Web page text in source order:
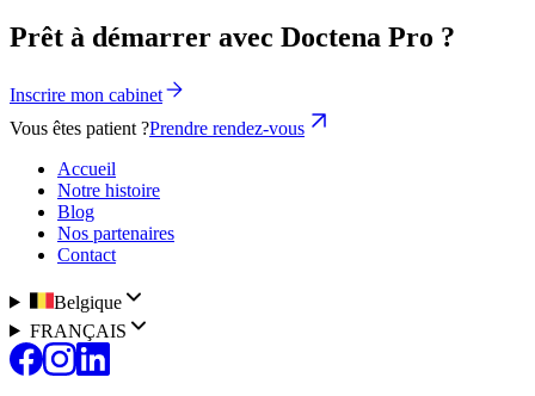
Prêt à démarrer avec Doctena Pro ?
Inscrire mon cabinet
Vous êtes patient ?Prendre rendez-vous
Accueil
Notre histoire
Blog
Nos partenaires
Contact
Belgique
FRANÇAIS